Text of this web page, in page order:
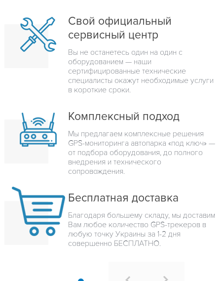
Свой официальный
сервисный центр
Вы не останетесь один на один с
оборудованием — наши
сертифицированные технические
специалисты окажут необходимые услуги
в короткие сроки.
Комплексный подход
Мы предлагаем комплексные решения
GPS-мониторинга автопарка «под ключ» —
от подбора оборудования, до полного
внедрения и технического
сопровождения.
Бесплатная доставка
Благодаря большему складу, мы доставим
Вам любое количество GPS-трекеров в
любую точку Украины за 1-2 дня
совершенно БЕСПЛАТНО.